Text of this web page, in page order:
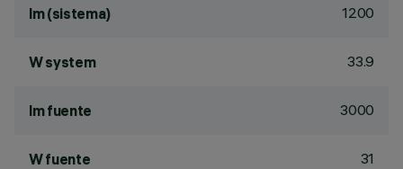
lm (sistema) 1200
W system 33.9
lm fuente 3000
W fuente 31